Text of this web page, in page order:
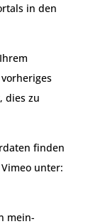
in den
dies zu
finden
unter:
mein-